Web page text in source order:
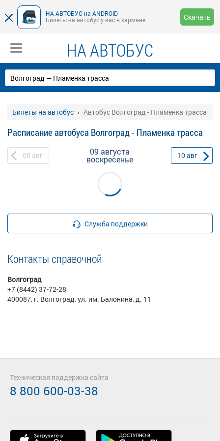
НА-АВТОБУС на ANDROID
Билеты на автобус у вас в кармане
Скачать
НА АВТОБУС
Билеты на автобус Автобус Волгоград - Пламенка трасса
Расписание автобуса Волгоград - Пламенка трасса
08 авг 09 августа
воскресенье 10авг
Служба поддержки
Контакты справочной
Волгоград
+7 (8442) 37-72-28
400087, г. Волгоград, ул. им. Балонина, д. 11
Техническая поддержка сайта
8 800 600-03-38